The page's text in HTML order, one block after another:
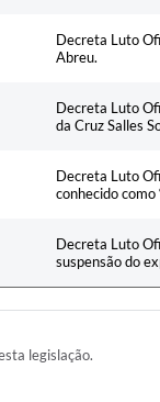
Decreta Luto
Abreu.
Decreta Luto
da Cruz Salles
Decreta Luto
conhecido como
Decreta Luto
suspensão do
legislação.